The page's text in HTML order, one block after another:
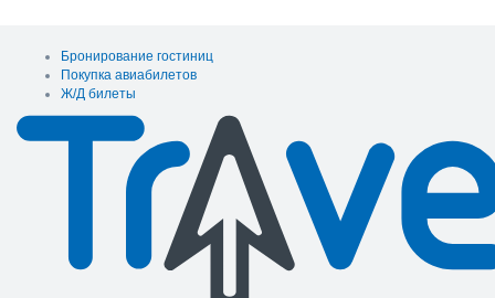
Бронирование гостиниц
Покупка авиабилетов
Ж/Д билеты